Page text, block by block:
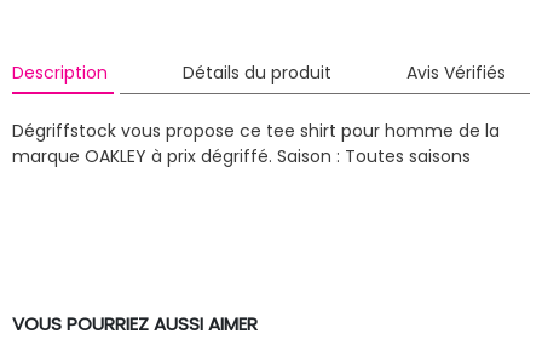
Description Détails du produit Avis Vérifiés
Dégriffstock vous propose ce tee shirt pour homme de la
marque OAKLEY à prix dégriffé. Saison : Toutes saisons
VOUS POURRIEZ AUSSI AIMER